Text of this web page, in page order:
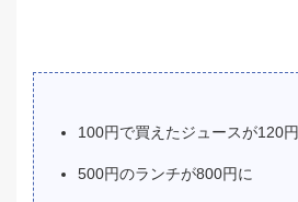
100円で買えたジュースが120
500円のランチが800円に